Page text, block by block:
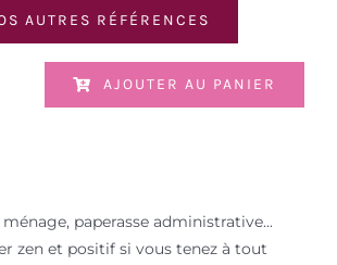
AUTRES RÉFÉRENCES
AJOUTER AU PANIER
paperasse administrative...
zen et positif si vous tenez à tout